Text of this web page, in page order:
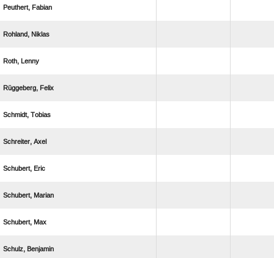
 
 
 
 
 
 
 
 
 
 